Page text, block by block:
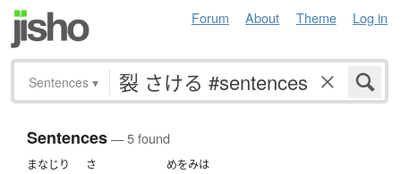
Forum About Theme Log in
Sentences ▾
Sentences— 5 found
まなじり さ めをみは